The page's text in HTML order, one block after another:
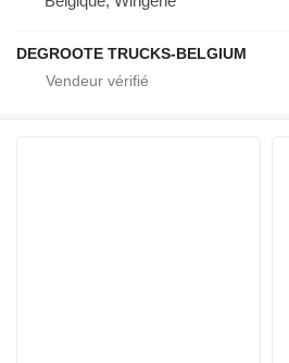
DEGROOTE TRUCKS-BELGIUM